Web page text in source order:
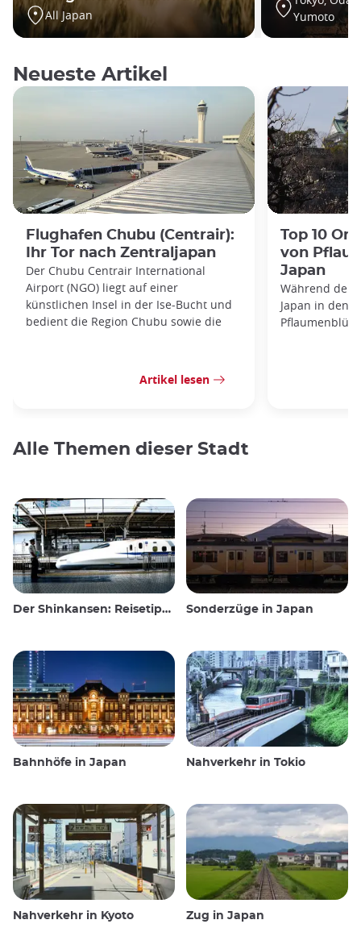
All Japan
Yumoto
Neueste Artikel
Flughafen Chubu (Centrair):
Ihr Tor nach Zentraljapan
Der Chubu Centrair International
Airport (NGO) liegt auf einer
künstlichen Insel in der Ise-Bucht und
bedient die Region Chubu sowie die
Artikel lesen
Top 10
von
Japan
Während der
Japan in den
Alle Themen dieser Stadt
Der Shinkansen: Reisetipps für den japanischen Hochgeschwindigkeitszug Sonderzüge in Japan
Bahnhöfe in Japan Nahverkehr in Tokio
Nahverkehr in Kyoto Zug in Japan